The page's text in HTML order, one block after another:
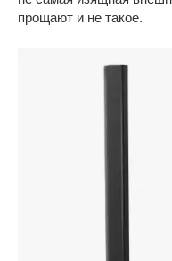
прощают и не такое.